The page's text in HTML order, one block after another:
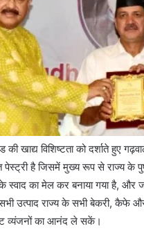
खाद्य विशिष्टता को दर्शाते हुए
पेस्ट्री है जिसमें मुख्य रूप से राज्य के
स्वाद का मेल कर बनाया गया है, और
उत्पाद राज्य के सभी बेकरी, कैफे
व्यंजनों का आनंद ले सकें।